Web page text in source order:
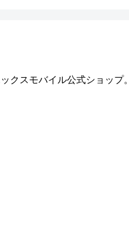
クスモバイル公式ショップ。